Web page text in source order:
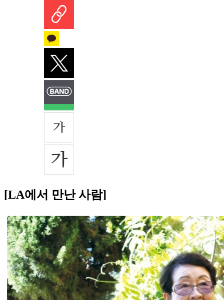
[LA에서 만난 사람]